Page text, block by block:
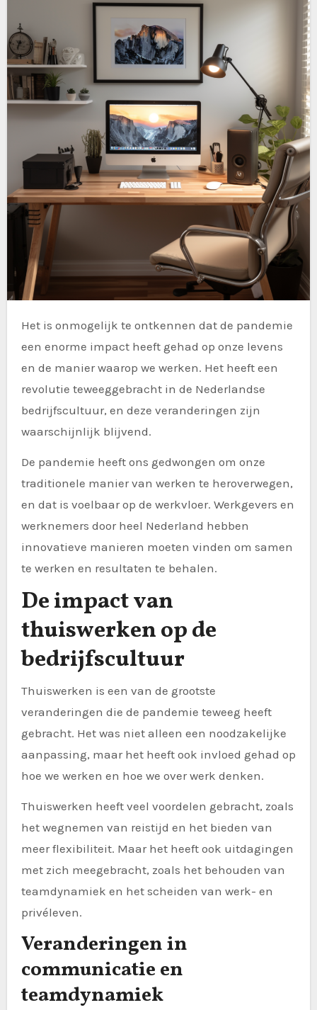
Het is onmogelijk te ontkennen dat de pandemie
een enorme impact heeft gehad op onze levens
en de manier waarop we werken. Het heeft een
revolutie teweeggebracht in de Nederlandse
bedrijfscultuur, en deze veranderingen zijn
waarschijnlijk blijvend.
De pandemie heeft ons gedwongen om onze
traditionele manier van werken te heroverwegen,
en dat is voelbaar op de werkvloer. Werkgevers en
werknemers door heel Nederland hebben
innovatieve manieren moeten vinden om samen
te werken en resultaten te behalen.
De impact van
thuiswerken op de
bedrijfscultuur
Thuiswerken is een van de grootste
veranderingen die de pandemie teweeg heeft
gebracht. Het was niet alleen een noodzakelijke
aanpassing, maar het heeft ook invloed gehad op
hoe we werken en hoe we over werk denken.
Thuiswerken heeft veel voordelen gebracht, zoals
het wegnemen van reistijd en het bieden van
meer flexibiliteit. Maar het heeft ook uitdagingen
met zich meegebracht, zoals het behouden van
teamdynamiek en het scheiden van werk- en
privéleven.
Veranderingen in
communicatie en
teamdynamiek